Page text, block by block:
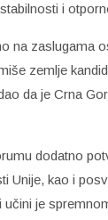
i
na zaslugama
zemlje
da je Crna
dodatno
Unije, kao i
je